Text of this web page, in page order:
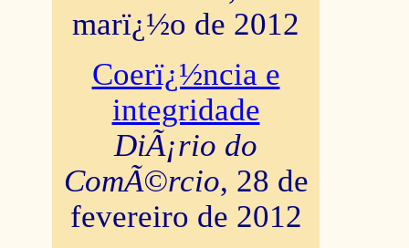
marï¿½o de 2012
Coerï¿½ncia e
integridade
DiÃ¡rio do
ComÃ©rcio, 28 de
fevereiro de 2012